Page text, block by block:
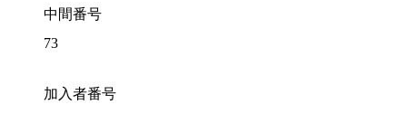
中間番号
73
加入者番号